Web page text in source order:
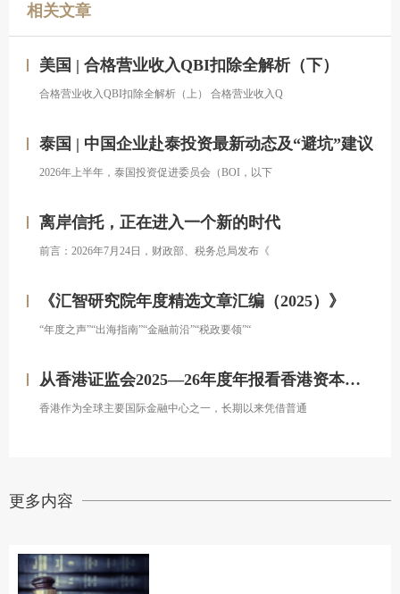
相关文章
美国 | 合格营业收入QBI扣除全解析（下）
合格营业收入QBI扣除全解析（上） 合格营业收入Q
泰国 | 中国企业赴泰投资最新动态及“避坑”建议
2026年上半年，泰国投资促进委员会（BOI，以下
离岸信托，正在进入一个新的时代
前言：2026年7月24日，财政部、税务总局发布《
《汇智研究院年度精选文章汇编（2025）》
“年度之声”“出海指南”“金融前沿”“税政要领”“
从香港证监会2025—26年度年报看香港资本市场发展的新方向
香港作为全球主要国际金融中心之一，长期以来凭借普通
更多内容